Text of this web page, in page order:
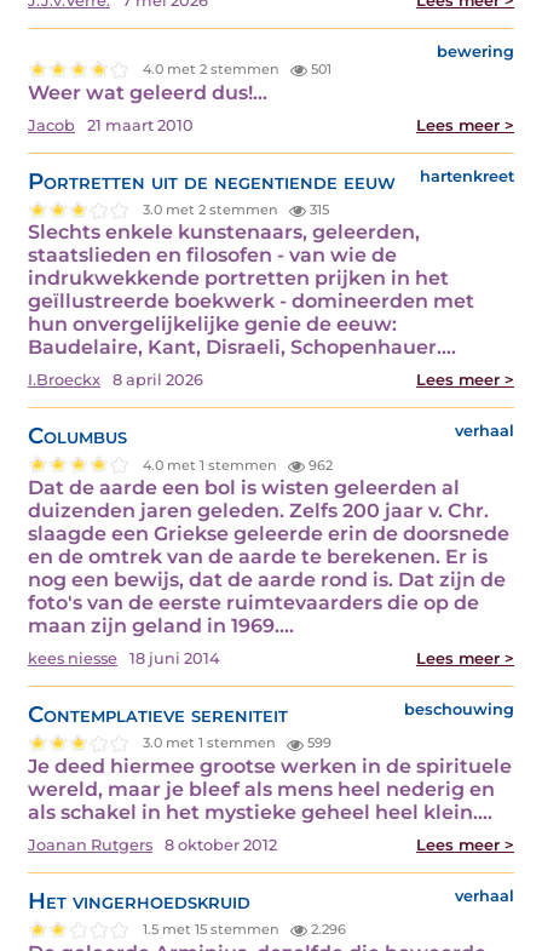
bewering
4.0 met 2 stemmen 501
Weer wat geleerd dus!…
Jacob 21 maart 2010 Lees meer >
Portretten uit de negentiende eeuw hartenkreet
3.0 met 2 stemmen 315
Slechts enkele kunstenaars, geleerden,
staatslieden en filosofen - van wie de
indrukwekkende portretten prijken in het
geïllustreerde boekwerk - domineerden met
hun onvergelijkelijke genie de eeuw:
Baudelaire, Kant, Disraeli, Schopenhauer.…
I.Broeckx 8 april 2026 Lees meer >
Columbus verhaal
4.0 met 1 stemmen 962
Dat de aarde een bol is wisten geleerden al
duizenden jaren geleden. Zelfs 200 jaar v. Chr.
slaagde een Griekse geleerde erin de doorsnede
en de omtrek van de aarde te berekenen. Er is
nog een bewijs, dat de aarde rond is. Dat zijn de
foto's van de eerste ruimtevaarders die op de
maan zijn geland in 1969.…
kees niesse 18 juni 2014 Lees meer >
Contemplatieve sereniteit beschouwing
3.0 met 1 stemmen 599
Je deed hiermee grootse werken in de spirituele
wereld, maar je bleef als mens heel nederig en
als schakel in het mystieke geheel heel klein.…
Joanan Rutgers 8 oktober 2012 Lees meer >
Het vingerhoedskruid verhaal
1.5 met 15 stemmen 2.296